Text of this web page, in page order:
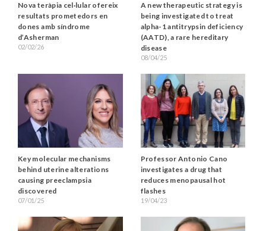
Nova teràpia cel·lular ofereix
resultats prometedors en
dones amb síndrome
d’Asherman
02/02/26
A new therapeutic strategy is
being investigated to treat
alpha-1 antitrypsin deficiency
(AATD), a rare hereditary
disease
08/04/25
Key molecular mechanisms
behind uterine alterations
causing preeclampsia
discovered
07/01/25
Professor Antonio Cano
investigates a drug that
reduces menopausal hot
flashes
19/04/23